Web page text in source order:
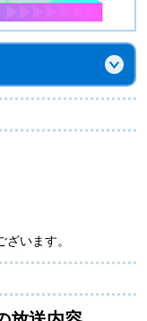
います。